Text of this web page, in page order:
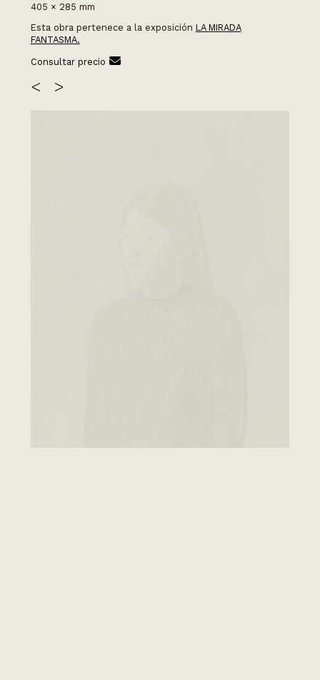
405 × 285 mm
Esta obra pertenece a la exposición LA MIRADA
FANTASMA.
Consultar precio
< >